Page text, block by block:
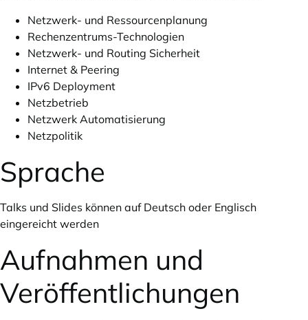
Netzwerk- und Ressourcenplanung
Rechenzentrums-Technologien
Netzwerk- und Routing Sicherheit
Internet & Peering
IPv6 Deployment
Netzbetrieb
Netzwerk Automatisierung
Netzpolitik
Sprache
Talks und Slides können auf Deutsch oder Englisch
eingereicht werden
Aufnahmen und
Veröffentlichungen